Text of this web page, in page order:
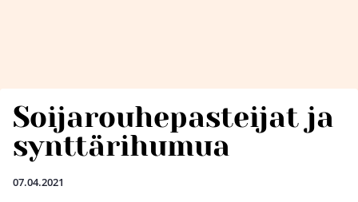
Soijarouhepasteijat ja
synttärihumua
07.04.2021